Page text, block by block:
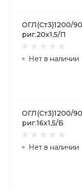
ОГЛ(Ст3)1200/
риг.20х1,5/П
Нет в наличии
ОГЛ(Ст3)1200/
риг.16х1,5/Б
Нет в наличии